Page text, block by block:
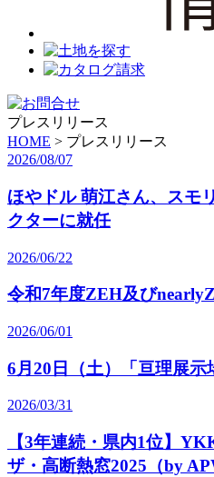
プレスリリース
HOME > プレスリリース
2026/08/07
ほやドル 萌江さん、スモ
クターに就任
2026/06/22
令和7年度ZEH及び
2026/06/01
6月20日（土）「亘理展示
2026/03/31
【3年連続・県内1位】
ザ・高断熱窓2025（by